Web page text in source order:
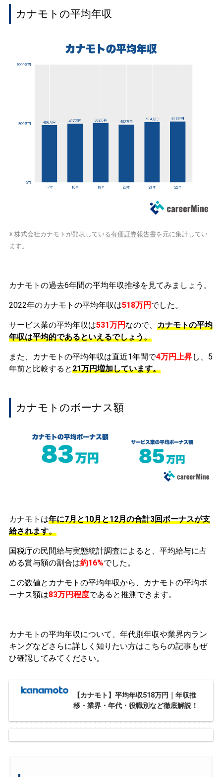
カナモトの平均年収
※ 株式会社カナモトが発表している有価証券報告書を元に集計してい
ます。
カナモトの過去6年間の平均年収推移を見てみましょう。
2022年のカナモトの平均年収は518万円 でした。
サービス業の平均年収は531万円 なので、 カナモトの平均
年収は平均的であるといえるでしょう。
また、カナモトの平均年収は直近1年間で4万円上昇し、5
年前と比較すると21万円増加しています。
カナモトのボーナス額
カナモトは年に7月と10月と12月の合計3回ボーナスが支
給されます。
国税庁の民間給与実態統計調査によると、平均給与に占
める賞与額の割合は約16%でした。
この数値とカナモトの平均年収から、カナモトの平均ボ
ーナス額は83万円程度であると推測できます。
カナモトの平均年収について、年代別年収や業界内ラン
キングなどさらに詳しく知りたい方はこちらの記事もぜ
ひ確認してみてください。
【カナモト】平均年収518万円｜年収推
移・業界・年代・役職別など徹底解説！